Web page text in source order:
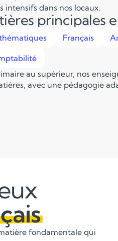
intensifs dans nos locaux.
principales
Français
au supérieur, nos
avec une pédagogie
fondamentale qui